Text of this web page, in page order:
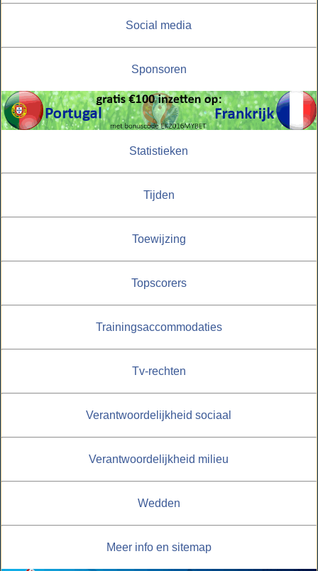
Social media
Sponsoren
Statistieken
Tijden
Toewijzing
Topscorers
Trainingsaccommodaties
Tv-rechten
Verantwoordelijkheid sociaal
Verantwoordelijkheid milieu
Wedden
Meer info en sitemap